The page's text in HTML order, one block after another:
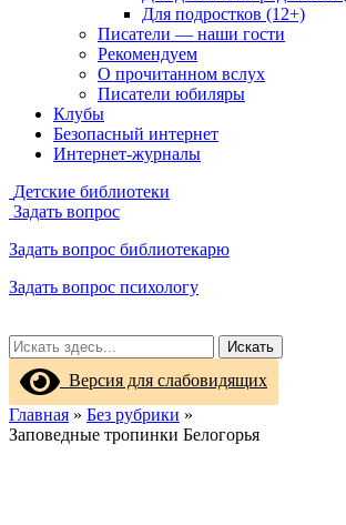
Для подростков (12+)
Писатели — наши гости
Рекомендуем
О прочитанном вслух
Писатели юбиляры
Клубы
Безопасный интернет
Интернет-журналы
Детские библиотеки
Задать вопрос
Задать вопрос библиотекарю
Задать вопрос психологу
Искать
Версия для слабовидящих
Главная » Без рубрики »
Заповедные тропинки Белогорья